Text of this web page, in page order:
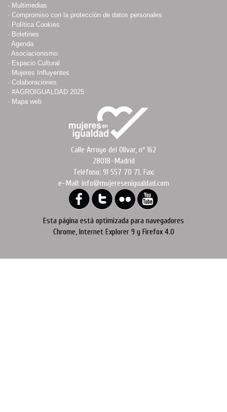
· Multimedias
· Compromiso con la protección de datos personales
· Política Cookies
· Boletines
· Agenda
· Asociacionismo
· Espacio Cultural
· Mujeres Influyentes
· Colaboraciones
· #AGROIGUALDAD 2025
· Mapa web
Calle Arroyo del Olivar, nº 162
28018-Madrid
Teléfono: 91 557 70 71. Fax:
e-Mail: info@mujeresenigualdad.com
Esta página está optimizada para navegadores
Chrome, Internet Explorer 9 y Firefox 4.0